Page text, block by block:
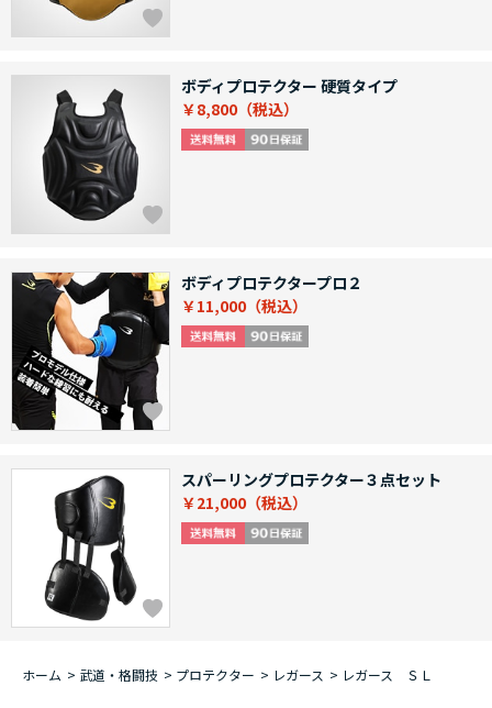
ボディプロテクター 硬質タイプ
￥8,800
ボディプロテクタープロ２
￥11,000
スパーリングプロテクター３点セット
￥21,000
ホーム > 武道・格闘技 > プロテクター > レガース > レガース ＳＬ